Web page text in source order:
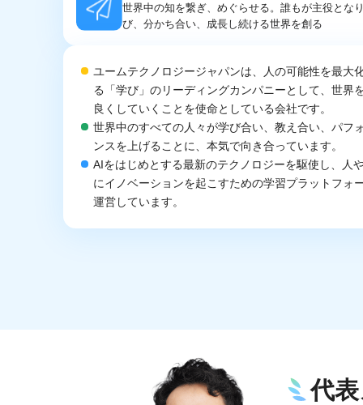
世界中の知を繋ぎ、めぐらせる。誰もが主役とな
び、分かち合い、成長し続ける世界を創る
ユームテクノロジージャパンは、人の可能性を最大
る「学び」のリーディングカンパニーとして、世界
良くしていくことを使命としている会社です。
世界中のすべての人々が学び合い、教え合い、パフ
ンスを上げることに、本気で向き合っています。
AIをはじめとする最新のテクノロジーを駆使し、人
にイノベーションを起こすための学習プラットフォ
運営しています。
代